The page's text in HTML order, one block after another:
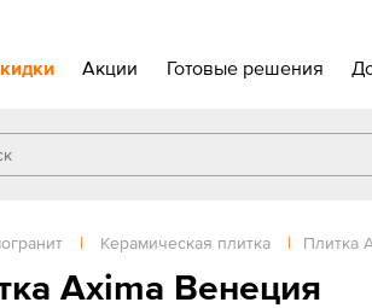
Акции Готовые решения
| Керамическая плитка | Плитка
Axima Венеция